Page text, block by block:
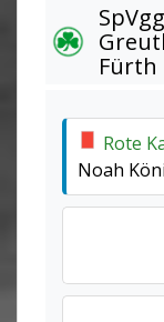
SpVgg
Fürth
Rote
Noah